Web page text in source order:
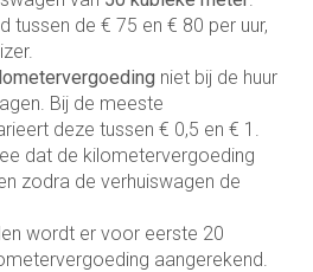
tussen de € 75 en € 80 per uur,
niet bij de huur
Bij de meeste
deze tussen € 0,5 en € 1.
dat de kilometervergoeding
zodra de verhuiswagen de
wordt er voor eerste 20
aangerekend.